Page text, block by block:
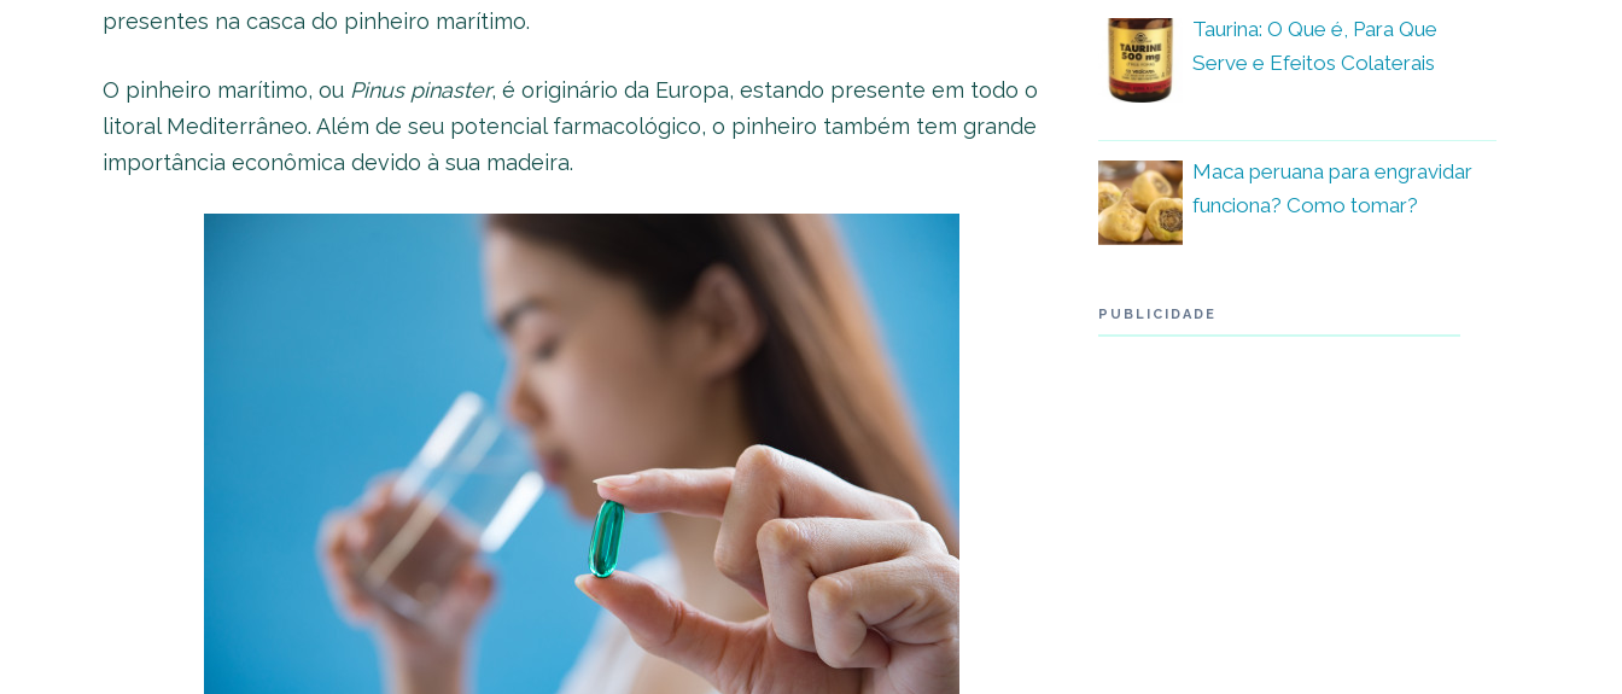
presentes na casca do pinheiro marítimo.
O pinheiro marítimo, ou Pinus pinaster, é originário da Europa, estando presente em todo o
litoral Mediterrâneo. Além de seu potencial farmacológico, o pinheiro também tem grande
importância econômica devido à sua madeira.
Taurina: O Que é, Para Que
Serve e Efeitos Colaterais
Maca peruana para engravidar
funciona? Como tomar?
PUBLICIDADE